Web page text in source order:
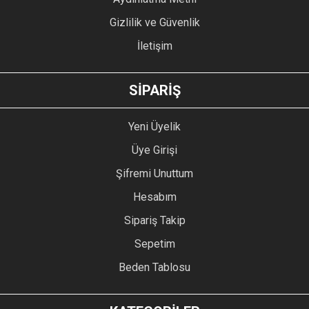
GÖNDER
Gizlilik ve Güvenlik
İletişim
SİPARİŞ
Yeni Üyelik
Üye Girişi
Şifremi Unuttum
Hesabım
Sipariş Takip
Sepetim
Beden Tablosu